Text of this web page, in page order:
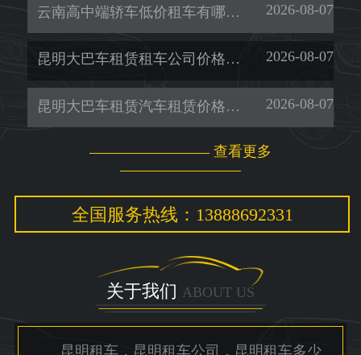
云南高中端轿车低价租车有哪些-暖旭-「租考斯特」 2026-08-07
昆明大巴车租赁租车公司价格多少-暖旭-「昆明租车一天多少钱」 2026-08-07
昆明大巴车租赁汽车租赁价格多少-暖旭-「昆明租车电话」 2026-08-07
查看更多
全国服务热线：13888692331
关于我们 ABOUT US
昆明租车，昆明租车公司，昆明租车多少